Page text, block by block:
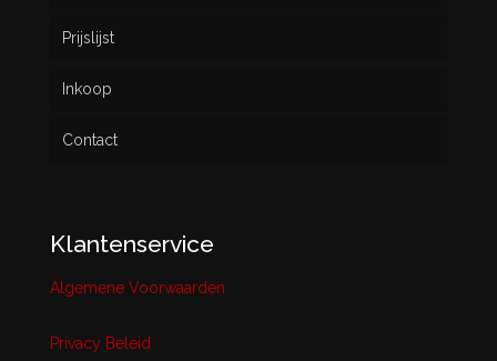
Prijslijst
Inkoop
Contact
Klantenservice
Algemene Voorwaarden
Privacy Beleid